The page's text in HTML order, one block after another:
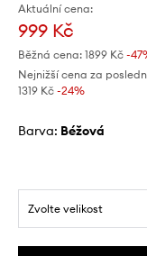
Aktuální cena:
999 Kč
Běžná cena: 1899 Kč -
Nejnižší cena za
1319 Kč -24%
Barva: béžová
Zvolte velikost